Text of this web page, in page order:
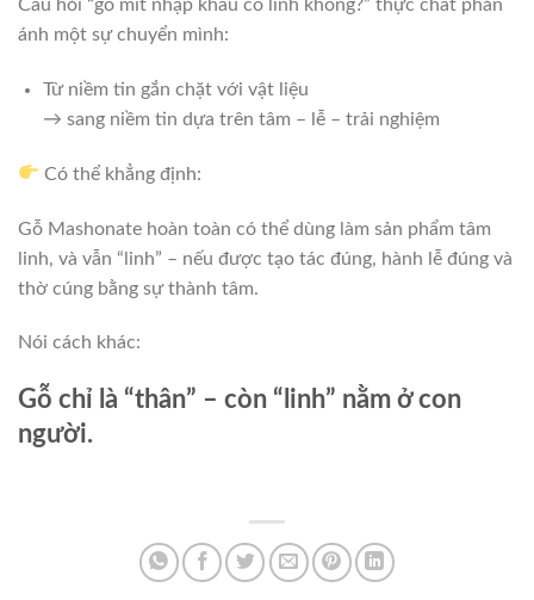
Câu hỏi “gỗ mít nhập khẩu có linh không?” thực chất phản
ánh một sự chuyển mình:
Từ niềm tin gắn chặt với vật liệu
→ sang niềm tin dựa trên tâm – lễ – trải nghiệm
Có thể khẳng định:
Gỗ Mashonate hoàn toàn có thể dùng làm sản phẩm tâm
linh, và vẫn “linh” – nếu được tạo tác đúng, hành lễ đúng và
thờ cúng bằng sự thành tâm.
Nói cách khác:
Gỗ chỉ là “thân” – còn “linh” nằm ở con
người.